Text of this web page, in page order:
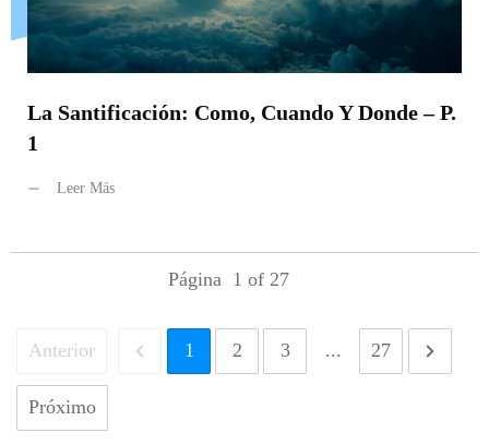
La Santificación: Como, Cuando Y Donde – P.
1
Leer Más
Página 1 of 27
Anterior 1 2 3 ... 27
Próximo